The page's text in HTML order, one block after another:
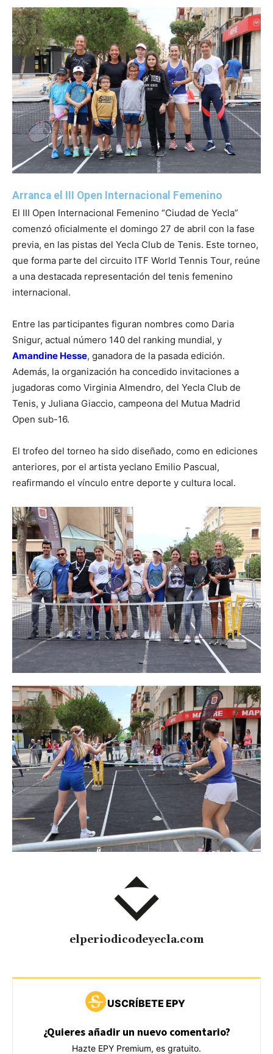
Arranca el III Open Internacional Femenino
El III Open Internacional Femenino “Ciudad de Yecla”
comenzó oficialmente el domingo 27 de abril con la fase
previa, en las pistas del Yecla Club de Tenis. Este torneo,
que forma parte del circuito ITF World Tennis Tour, reúne
a una destacada representación del tenis femenino
internacional.
Entre las participantes figuran nombres como Daria
Snigur, actual número 140 del ranking mundial, y
Amandine Hesse, ganadora de la pasada edición.
Además, la organización ha concedido invitaciones a
jugadoras como Virginia Almendro, del Yecla Club de
Tenis, y Juliana Giaccio, campeona del Mutua Madrid
Open sub-16.
El trofeo del torneo ha sido diseñado, como en ediciones
anteriores, por el artista yeclano Emilio Pascual,
reafirmando el vínculo entre deporte y cultura local.
elperiodicodeyecla.com
USCRÍBETE EPY
¿Quieres añadir un nuevo comentario?
Hazte EPY Premium, es gratuito.